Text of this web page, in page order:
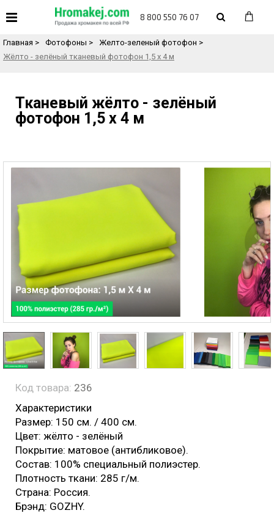
8 800 550 76 07
Назад в каталог товаров
Главная > Фотофоны > Желто-зеленый фотофон >
Жёлто - зелёный тканевый фотофон 1,5 х 4 м
Тканевый жёлто - зелёный
фотофон 1,5 х 4 м
Код товара: 236
Характеристики
Размер: 150 см. / 400 см.
Цвет: жёлто - зелёный
Покрытие: матовое (антибликовое).
Состав: 100% специальный полиэстер.
Плотность ткани: 285 г/м.
Страна: Россия.
Брэнд: GOZHY.